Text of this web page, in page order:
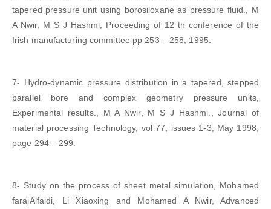
tapered pressure unit using borosiloxane as pressure fluid., M
A Nwir, M S J Hashmi, Proceeding of 12 th conference of the
Irish manufacturing committee pp 253 – 258, 1995.
7- Hydro-dynamic pressure distribution in a tapered, stepped
parallel bore and complex geometry pressure units,
Experimental results., M A Nwir, M S J Hashmi., Journal of
material processing Technology, vol 77, issues 1-3, May 1998,
page 294 – 299.
8- Study on the process of sheet metal simulation, Mohamed
farajAlfaidi, Li Xiaoxing and Mohamed A Nwir, Advanced